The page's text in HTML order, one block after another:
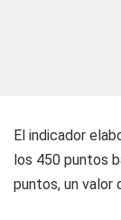
El indicador
los 450 puntos
puntos, un valor